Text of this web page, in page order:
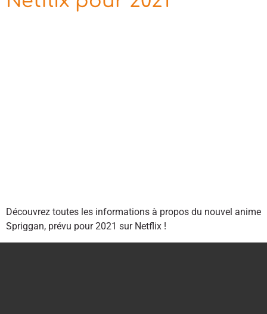
Découvrez toutes les informations à propos du nouvel anime
Spriggan, prévu pour 2021 sur Netflix !